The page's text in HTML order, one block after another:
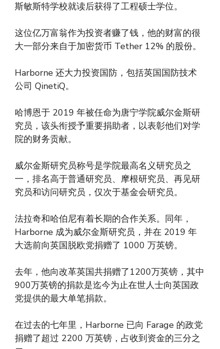
斯敏斯特学校就读后获得了工程硕士学位。
这位亿万富翁作为投资者赚了钱，他的财富的很
大一部分来自于加密货币 Tether 12% 的股份。
Harborne 还大力投资国防，包括英国国防技术
公司 QinetiQ。
哈博恩于 2019 年被任命为唐宁学院威尔金斯研
究员，该头衔授予重要捐助者，以表彰他们对学
院的财务贡献。
威尔金斯研究员称号是学院最高名义研究员之
一，排名高于普通研究员、摩根研究员、再见研
究员和访问研究员，仅次于基金会研究员。
法拉奇和哈伯尼有着长期的合作关系。同年，
Harborne 成为威尔金斯研究员，并在 2019 年
大选前向英国脱欧党捐赠了 1000 万英镑。
去年，他向改革英国共捐赠了1200万英镑，其中
900万英镑的捐款是迄今为止在世人士向英国政
党提供的最大单笔捐款。
在过去的七年里，Harborne 已向 Farage 的政党
捐赠了超过 2200 万英镑，占收到资金的三分之